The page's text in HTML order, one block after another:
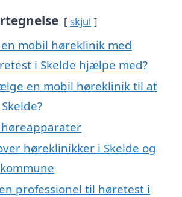
skjul
mobil høreklinik med
i Skelde hjælpe med?
en mobil høreklinik til at
høreklinikker i Skelde og
professionel til høretest i